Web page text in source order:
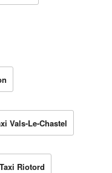
Vals-Le-Chastel
Riotord